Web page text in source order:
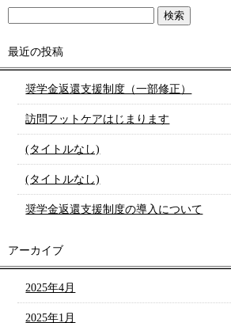
最近の投稿
奨学金返還支援制度（一部修正）
訪問フットケアはじまります
(タイトルなし)
(タイトルなし)
奨学金返還支援制度の導入について
アーカイブ
2025年4月
2025年1月